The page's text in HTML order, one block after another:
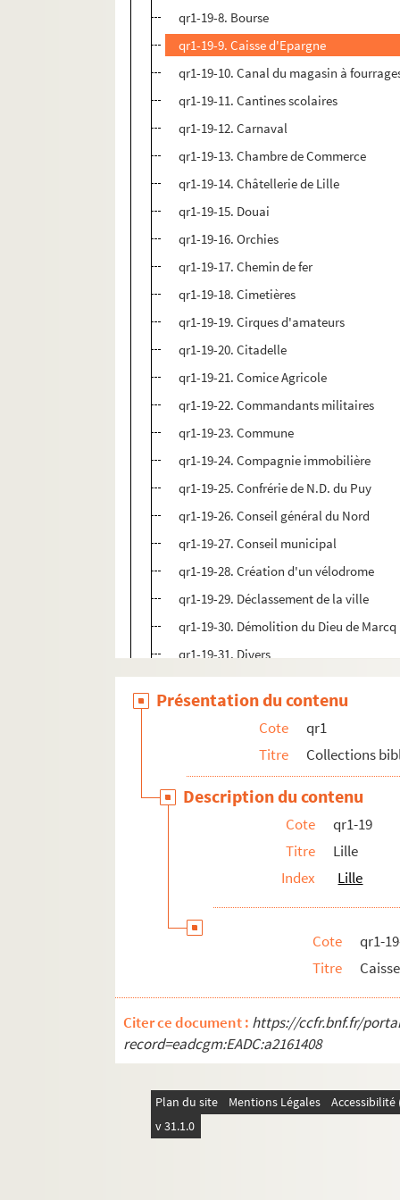
qr1-19-8. Bourse
qr1-19-9. Caisse d'Epargne
qr1-19-10. Canal du magasin à
qr1-19-11. Cantines scolaires
qr1-19-12. Carnaval
qr1-19-13. Chambre de Commerce
qr1-19-14. Châtellerie de Lille
qr1-19-15. Douai
qr1-19-16. Orchies
qr1-19-17. Chemin de fer
qr1-19-18. Cimetières
qr1-19-19. Cirques d'amateurs
qr1-19-20. Citadelle
qr1-19-21. Comice Agricole
qr1-19-22. Commandants militaires
qr1-19-23. Commune
qr1-19-24. Compagnie immobilière
qr1-19-25. Confrérie de N.D. du Puy
qr1-19-26. Conseil général du Nord
qr1-19-27. Conseil municipal
qr1-19-28. Création d'un vélodrome
qr1-19-29. Déclassement de la ville
qr1-19-30. Démolition du Dieu de Marcq
qr1-19-31. Divers
qr1-19-32. Divers
qr1-19-33. Ecoles académiques
qr1-19-34. Ecole des Arts et métiers
qr1-19-35. Ecole supérieure de
qr1-19-36. Ecole St Luc
qr1-19-37. Ecoles libres
qr1-19-38. Eclairages
qr1-19-39. Emeutes et incidents
qr1-19-40. Expositions
qr1-19-41. Exposition de vieux imprimés
qr1-19-44. Fêtes de Lille
qr1-19-45. Fête de saints de corporation
qr1-19-46. Fêtes Russo-belges
qr1-19-47. Foire
qr1-19-48. Gare
Présentation du contenu
Cote
qr1
Titre
Collections
Description du contenu
Cote
qr1-19
Titre
Lille
Index
Lille
Cote
qr1-
Titre
Citer ce document : https://ccfr.bnf.fr/
record=eadcgm:EADC:a2161408
Plan du site Mentions Légales
v 31.1.0